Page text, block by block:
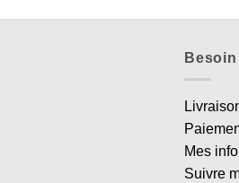
Besoin
Mes
Suivre